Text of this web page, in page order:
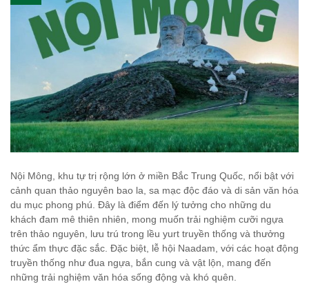
Nội Mông, khu tự trị rộng lớn ở miền Bắc Trung Quốc, nổi bật với
cảnh quan thảo nguyên bao la, sa mạc độc đáo và di sản văn hóa
du mục phong phú. Đây là điểm đến lý tưởng cho những du
khách đam mê thiên nhiên, mong muốn trải nghiệm cưỡi ngựa
trên thảo nguyên, lưu trú trong lều yurt truyền thống và thưởng
thức ẩm thực đặc sắc. Đặc biệt, lễ hội Naadam, với các hoạt động
truyền thống như đua ngựa, bắn cung và vật lộn, mang đến
những trải nghiệm văn hóa sống động và khó quên.